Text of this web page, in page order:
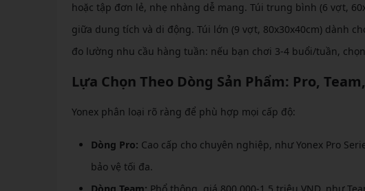
hoặc tập đơn lẻ, nhẹ nhàng dễ mang. Túi trung bình (6 vợt,
giữa dung tích và di động. Túi lớn (9 vợt, 80x30x40cm) dành
đo lường nhu cầu hàng tuần: nếu bạn chơi 3-4 buổi/tuần,
Lựa Chọn Theo Dòng Sản Phẩm: Pro,
Yonex phân loại rõ ràng để phù hợp mọi cấp độ:
Dòng Pro: Cao cấp cho chuyên nghiệp, như Yonex Pro
bảo vệ tối đa.